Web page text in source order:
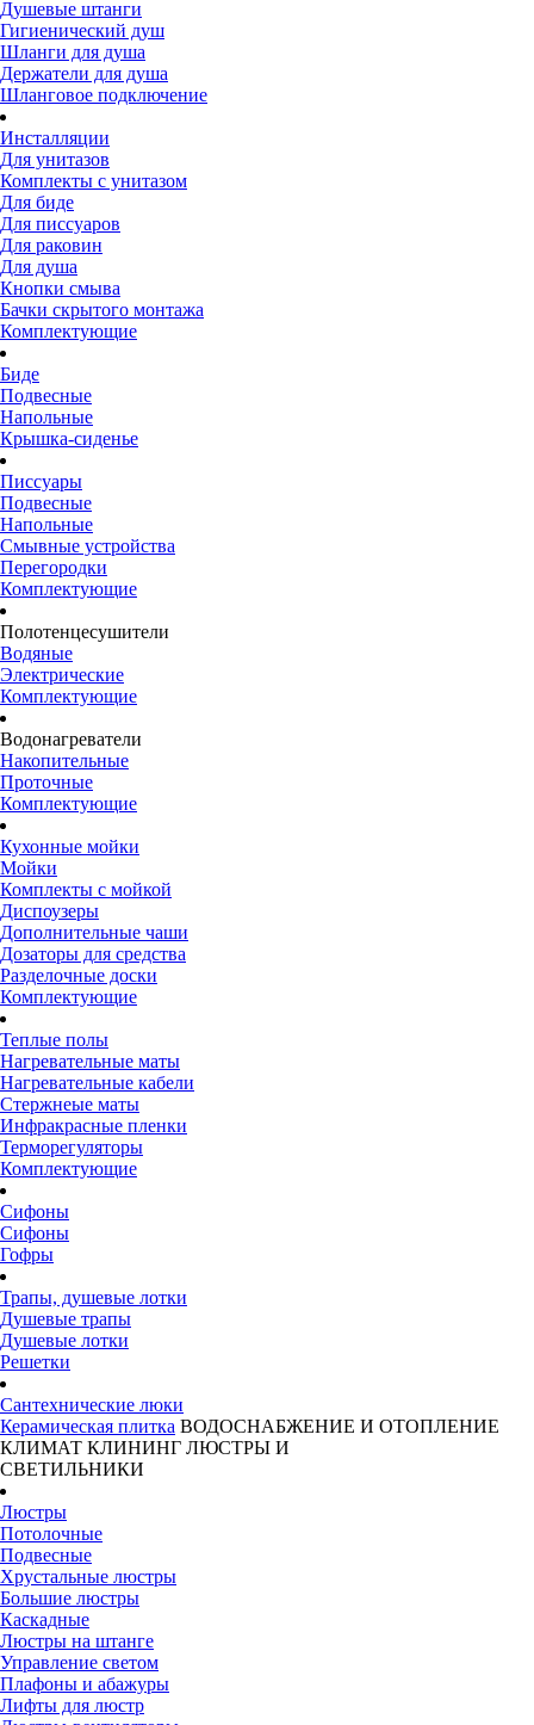
Душевые штанги
Гигиенический душ
Шланги для душа
Держатели для душа
Шланговое подключение
Инсталляции
Для унитазов
Комплекты с унитазом
Для биде
Для писсуаров
Для раковин
Для душа
Кнопки смыва
Бачки скрытого монтажа
Комплектующие
Биде
Подвесные
Напольные
Крышка-сиденье
Писсуары
Подвесные
Напольные
Смывные устройства
Перегородки
Комплектующие
Полотенцесушители
Водяные
Электрические
Комплектующие
Водонагреватели
Накопительные
Проточные
Комплектующие
Кухонные мойки
Мойки
Комплекты с мойкой
Диспоузеры
Дополнительные чаши
Дозаторы для средства
Разделочные доски
Комплектующие
Теплые полы
Нагревательные маты
Нагревательные кабели
Стержнеые маты
Инфракрасные пленки
Терморегуляторы
Комплектующие
Сифоны
Сифоны
Гофры
Трапы, душевые лотки
Душевые трапы
Душевые лотки
Решетки
Сантехнические люки
Керамическая плитка ВОДОСНАБЖЕНИЕ И ОТОПЛЕНИЕ
КЛИМАТ КЛИНИНГ ЛЮСТРЫ И
СВЕТИЛЬНИКИ
Люстры
Потолочные
Подвесные
Хрустальные люстры
Большие люстры
Каскадные
Люстры на штанге
Управление светом
Плафоны и абажуры
Лифты для люстр